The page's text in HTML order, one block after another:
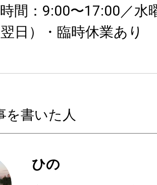
間：9:00〜17:00／水
日）・臨時休業あり
を書いた人
ひの